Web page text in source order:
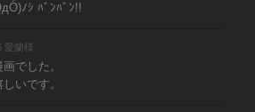
ﾉｼ ﾊﾞﾝﾊﾞﾝ!!
愛蘭様
でした。
いです。